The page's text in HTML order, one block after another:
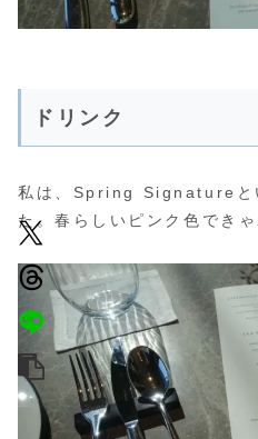
ヌ
テ
ー
ドリンク
私は、Spring Signatureと
た。春らしいピンク色できゃ